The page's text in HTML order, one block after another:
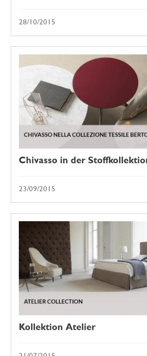
28/10/2015
Chivasso in der
23/09/2015
Kollektion Atelier